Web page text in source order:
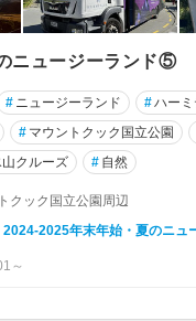
ニュージーランド⑤
# ニュージーランド #ハー
# マウントクック国立公園
クルーズ # 自然
クック国立公園周辺
2024-2025年末年始・夏のニュ
～